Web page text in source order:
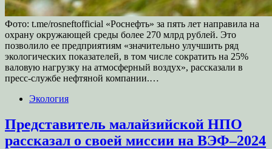
Фото: t.me/rosneftofficial «Роснефть» за пять лет направила на
охрану окружающей среды более 270 млрд рублей. Это
позволило ее предприятиям «значительно улучшить ряд
экологических показателей, в том числе сократить на 25%
валовую нагрузку на атмосферный воздух», рассказали в
пресс-службе нефтяной компании.…
Экология
Представитель малайзийской НПО
рассказал о своей миссии на ВЭФ–2024